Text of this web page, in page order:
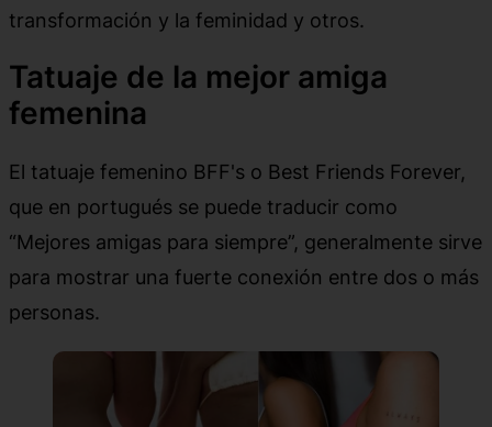
transformación y la feminidad y otros.
Tatuaje de la mejor amiga
femenina
El tatuaje femenino BFF's o Best Friends Forever,
que en portugués se puede traducir como
“Mejores amigas para siempre”, generalmente sirve
para mostrar una fuerte conexión entre dos o más
personas.